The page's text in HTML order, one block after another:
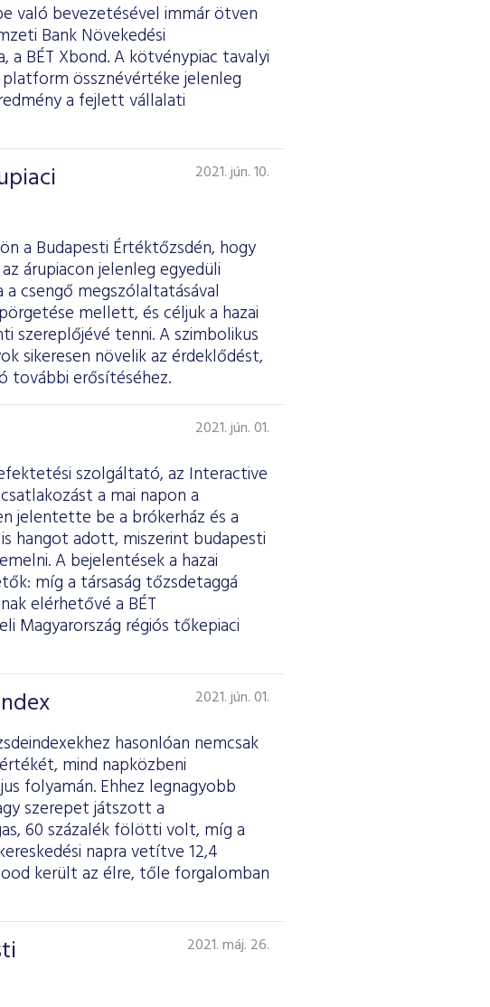
való bevezetésével immár ötven
Bank Növekedési
BÉT Xbond. A kötvénypiac tavalyi
össznévértéke jelenleg
a fejlett vállalati
2021. jún. 10.
a Budapesti Értéktőzsdén, hogy
árupiacon jelenleg egyedüli
csengő megszólaltatásával
mellett, és céljuk a hazai
szereplőjévé tenni. A szimbolikus
sikeresen növelik az érdeklődést,
további erősítéséhez.
2021. jún. 01.
szolgáltató, az Interactive
a mai napon a
jelentette be a brókerház és a
hangot adott, miszerint budapesti
A bejelentések a hazai
míg a társaság tőzsdetaggá
elérhetővé a BÉT
Magyarország régiós tőkepiaci
2021. jún. 01.
hasonlóan nemcsak
mind napközbeni
folyamán. Ehhez legnagyobb
szerepet játszott a
60 százalék fölötti volt, míg a
napra vetítve 12,4
került az élre, tőle forgalomban
2021. máj. 26.